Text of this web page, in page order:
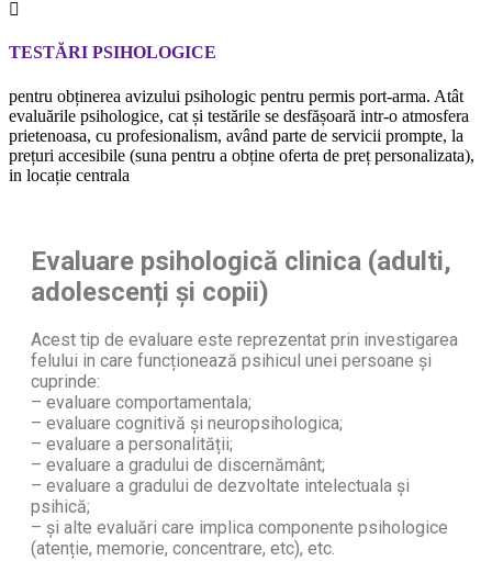
TESTĂRI PSIHOLOGICE
pentru obținerea avizului psihologic pentru permis port-arma. Atât
evaluările psihologice, cat și testările se desfășoară intr-o atmosfera
prietenoasa, cu profesionalism, având parte de servicii prompte, la
prețuri accesibile (suna pentru a obține oferta de preț personalizata),
in locație centrala
Evaluare psihologică clinica (adulti,
adolescenți și copii)
Acest tip de evaluare este reprezentat prin investigarea
felului in care funcționează psihicul unei persoane și
cuprinde:
– evaluare comportamentala;
– evaluare cognitivă și neuropsihologica;
– evaluare a personalității;
– evaluare a gradului de discernământ;
– evaluare a gradului de dezvoltate intelectuala și
psihică;
– și alte evaluări care implica componente psihologice
(atenție, memorie, concentrare, etc), etc.